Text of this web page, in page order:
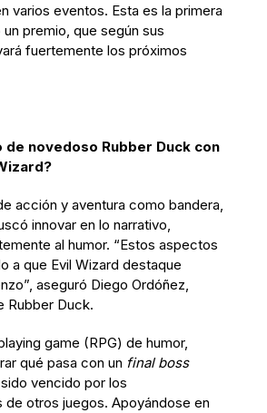
varios eventos. Esta es la primera
premio, que según sus
fuertemente los próximos
de novedoso Rubber Duck con
acción y aventura como bandera,
innovar en lo narrativo,
al humor. “Estos aspectos
a que Evil Wizard destaque
aseguró Diego Ordóñez,
Rubber Duck.
game (RPG) de humor,
qué pasa con un final boss
vencido por los
de otros juegos. Apoyándose en